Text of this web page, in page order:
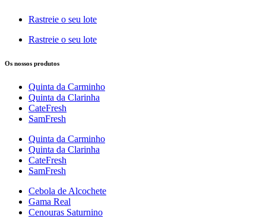
Rastreie o seu lote
Rastreie o seu lote
Os nossos produtos
Quinta da Carminho
Quinta da Clarinha
CateFresh
SamFresh
Quinta da Carminho
Quinta da Clarinha
CateFresh
SamFresh
Cebola de Alcochete
Gama Real
Cenouras Saturnino